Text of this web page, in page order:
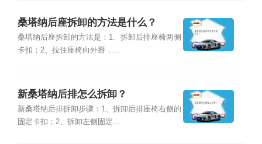
桑塔纳后座拆卸的方法是什么？
桑塔纳后座拆卸的方法是：1、拆卸后排座椅两侧
卡扣；2、拉住座椅向外掰，...
新桑塔纳后排怎么拆卸？
新桑塔纳后排拆卸步骤：1、拆卸后排座椅右侧的
固定卡扣；2、拆卸左侧固定...